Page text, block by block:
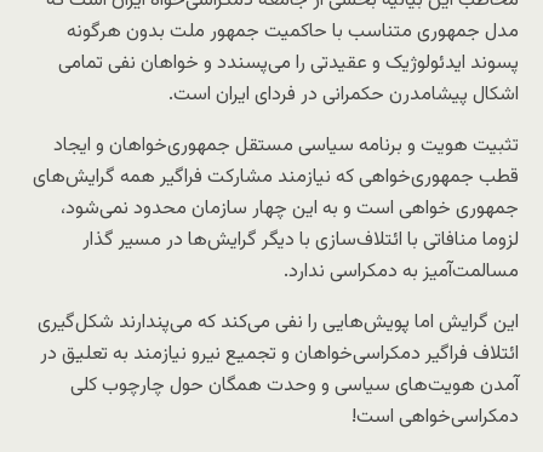
مدل جمهوری متناسب با حاکمیت جمهور ملت بدون هرگونه
پسوند ایدئولوژیک و عقیدتی را می‌پسندد و خواهان نفی تمامی
اشکال پیشامدرن حکمرانی در فردای ایران است.
تثبیت هویت و برنامه سیاسی مستقل جمهوری‌خواهان و ایجاد
قطب جمهوری‌خواهی که نیازمند مشارکت فراگیر همه گرایش‌های
جمهوری خواهی است و به این چهار سازمان محدود نمی‌شود،
لزوما منافاتی با ائتلاف‌سازی با دیگر گرایش‌ها در مسیر گذار
مسالمت‌آمیز به دمکراسی ندارد.
این گرایش اما پویش‌هایی را نفی می‌کند که می‌پندارند شکل‌گیری
ائتلاف فراگیر دمکراسی‌خواهان و تجمیع نیرو نیازمند به تعلیق در
آمدن هویت‌های سیاسی و وحدت همگان حول چارچوب کلی
دمکراسی‌خواهی است!